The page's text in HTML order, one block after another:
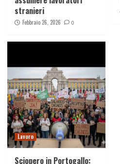
stranieri
Febbraio 26, 2026 0
Lavoro
Sciopero in Portogallo: